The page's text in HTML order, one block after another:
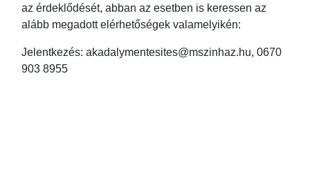
az érdeklődését, abban az esetben is keressen az
alább megadott elérhetőségek valamelyikén:
Jelentkezés: akadalymentesites@mszinhaz.hu, 0670
903 8955